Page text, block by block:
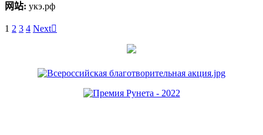
网站: укэ.рф
1 2 3 4 Next